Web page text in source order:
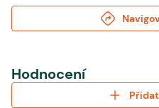
Hodnocení